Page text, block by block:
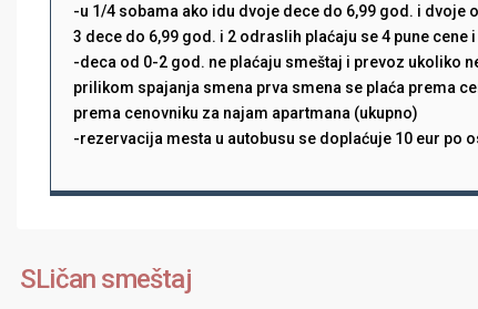
-u 1/4 sobama ako idu dvoje dece do 6,99 god. i dvoje
3 dece do 6,99 god. i 2 odraslih plaćaju se 4 pune
-deca od 0-2 god. ne plaćaju smeštaj i prevoz ukoliko
prilikom spajanja smena prva smena se plaća prema
prema cenovniku za najam apartmana (ukupno)
-rezervacija mesta u autobusu se doplaćuje 10 eur po
SLičan smeštaj
Kasandra
Polihrono